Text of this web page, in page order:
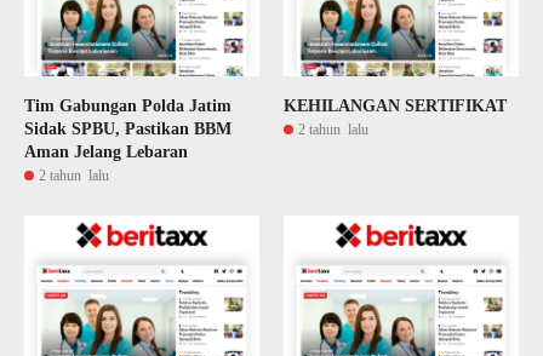
Tim Gabungan Polda Jatim
Sidak SPBU, Pastikan BBM
Aman Jelang Lebaran
2 tahun lalu
KEHILANGAN SERTIFIKAT
2 tahun lalu